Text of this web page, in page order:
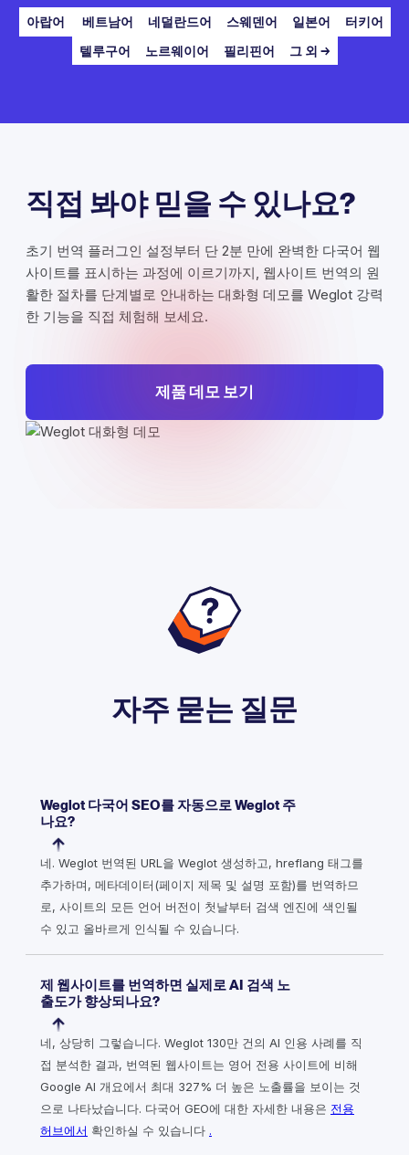
아랍어 베트남어 네덜란드어 스웨덴어 일본어
터키어
텔루구어
노르웨이어 필리핀어 그 외 →
직접 봐야 믿을 수 있나요?
초기 번역 플러그인 설정부터 단 2분 만에 완벽한 다국어 웹
사이트를 표시하는 과정에 이르기까지, 웹사이트 번역의 원
활한 절차를 단계별로 안내하는 대화형 데모를 Weglot 강력
한 기능을 직접 체험해 보세요.
제품 데모 보기
자주 묻는 질문
Weglot 다국어 SEO를 자동으로 Weglot 주
나요?
네. Weglot 번역된 URL을 Weglot 생성하고, hreflang 태그를
추가하며, 메타데이터(페이지 제목 및 설명 포함)를 번역하므
로, 사이트의 모든 언어 버전이 첫날부터 검색 엔진에 색인될
수 있고 올바르게 인식될 수 있습니다.
제 웹사이트를 번역하면 실제로 AI 검색 노
출도가 향상되나요?
네, 상당히 그렇습니다. Weglot 130만 건의 AI 인용 사례를 직
접 분석한 결과, 번역된 웹사이트는 영어 전용 사이트에 비해
Google AI 개요에서 최대 327% 더 높은 노출률을 보이는 것
으로 나타났습니다. 다국어 GEO에 대한 자세한 내용은 전용
허브에서 확인하실 수 있습니다 .